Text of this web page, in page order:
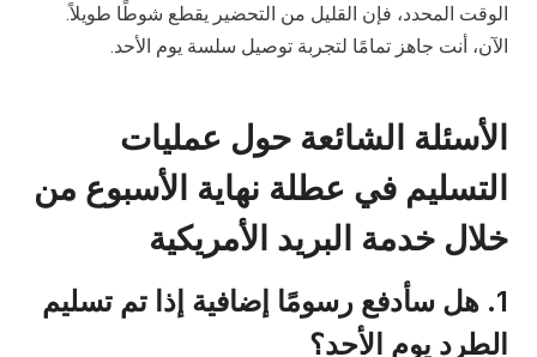
الوقت المحدد، فإن القليل من التحضير يقطع شوطًا طويلاً.
الآن، أنت جاهز تمامًا لتجربة توصيل سلسة يوم الأحد.
الأسئلة الشائعة حول عمليات
التسليم في عطلة نهاية الأسبوع من
خلال خدمة البريد الأمريكية
1. هل سأدفع رسومًا إضافية إذا تم تسليم
الطرد يوم الأحد؟